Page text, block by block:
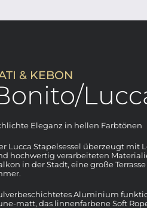
& KEBON
Eleganz in hellen Farbtönen
Lucca Stapelsessel überzeugt mit
hochwertig verarbeiteten
in der Stadt, eine große
Aluminium
matt, das linnenfarbene Soft